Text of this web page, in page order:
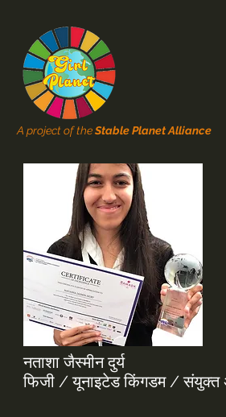
A project of theStable Planet Alliance
नताशा जैस्मीन दुर्य
फिजी / यूनाइटेड किंगडम / संयुक्त